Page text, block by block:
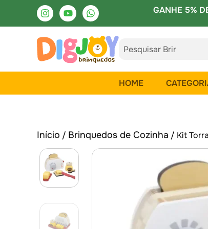
GANHE 5%
HOME
Início / Brinquedos de Cozinha / Kit